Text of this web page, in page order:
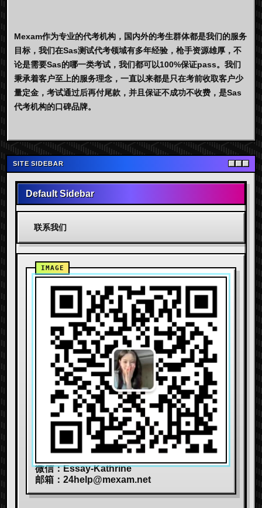
Mexam作为专业的代考机构，国内外的考生群体都是我们的服务
目标，我们在Sas测试代考领域有多年经验，枪手资源雄厚，不
论是需要Sas的哪一类考试，我们都可以100%保证pass。我们
秉承着客户至上的服务理念，一直以来都是只在考前收取客户少
量定金，考试通过后再付尾款，并且保证不成功不收费，是Sas
代考机构的口碑品牌。
SITE SIDEBAR
Default Sidebar
联系我们
微信：Essay-Kathrine
邮箱： 24help@mexam.net